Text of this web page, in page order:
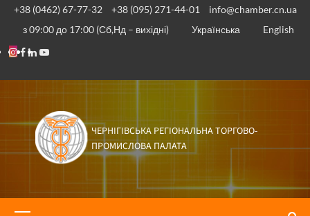
Перейти
вмісту
+38 (0462) 67-77-32 +38 (095) 271-44-01
info@chamber.cn.ua
з 09:00 до 17:00 (Сб,Нд – вихідні)
Українська
English
Instagram
Facebook
Linkedin
Youtube
ЧЕРНІГІВСЬКА РЕГІОНАЛЬНА ТОРГОВО-
ПРОМИСЛОВА ПАЛАТА